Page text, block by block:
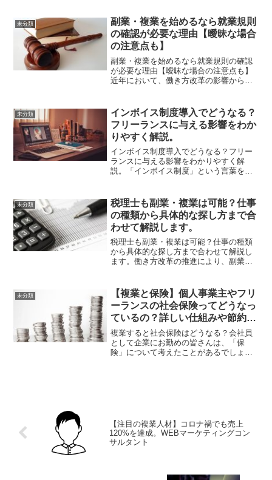
悩みを持つ企業は数多く存在しており、
人事経験者は副業・複業人材...
未分類
副業・複業を始めるなら就業規則
の確認が必要な理由【曖昧な場合
の注意点も】
副業・複業を始めるなら就業規則の確認
が必要な理由【曖昧な場合の注意点も】
近年において、働き方改革の影響から副
たいと考えている方も多いのではないで
しょうか？しかし、副業や...
未分類
インボイス制度導入でどうなる？
フリーランスに与える影響をわか
りやすく解説。
インボイス制度導入でどうなる？フリー
ランスに与える影響をわかりやすく解
説。「インボイス制度」という言葉をご
も増えたように感じます。インボイス制
度とは、消費税の処理や納付...
未分類
税理士も副業・複業は可能？仕事
の種類から具体的な探し方まで合
わせて解説します。
税理士も副業・複業は可能？仕事の種類
から具体的な探し方まで合わせて解説し
ます。働き方改革の推進により、副業や
てきています。本記事では、税理士の副
業・複業の種類から具体的...
未分類
【複業と保険】個人事業主やフリ
ーランスの社会保険ってどうなっ
ているの？詳しい仕組みや節約の
方法を解説！
複業すると社会保険はどうなる？会社員
として企業にお勤めの皆さんは、「保
険」について考えたことがあるでしょう
【注目の複業人材】コロナ禍でも売上
120%を達成。WEBマーケティングコン
サルタント